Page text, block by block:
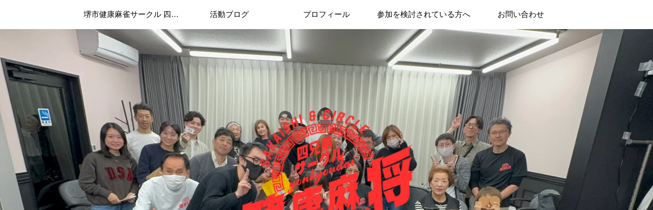
堺市健康麻雀サークル 四兄弟について 活動ブログ プロフィール 参加を検討されている方へ お問い合わせ